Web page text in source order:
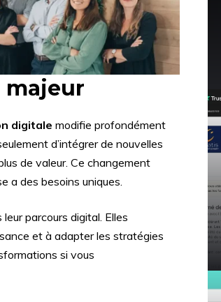
majeur
digitale modifie profondément
d’intégrer de nouvelles
de valeur. Ce changement
a des besoins uniques.
parcours digital. Elles
et à adapter les stratégies
si vous